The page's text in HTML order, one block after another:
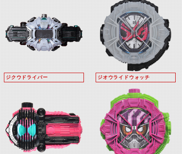
ジクウドライバー ジオウライドウォッチ